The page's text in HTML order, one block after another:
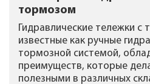
тормозом
Гидравлические тележки
известные как ручные
тормозной системой,
преимуществ, которые
полезными в различных